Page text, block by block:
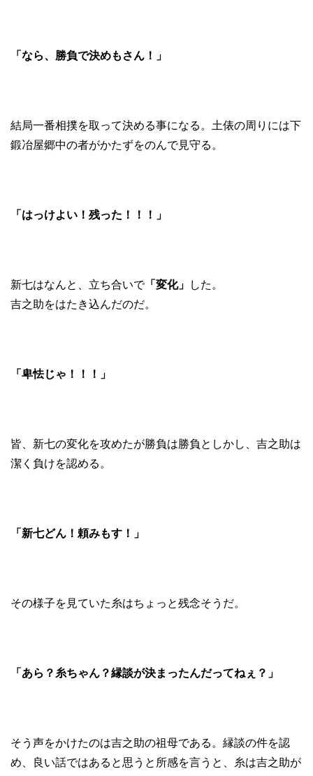
「なら、勝負で決めもさん！」
結局一番相撲を取って決める事になる。土俵の周りには下
鍛冶屋郷中の者がかたずをのんで見守る。
「はっけよい！残った！！！」
新七はなんと、立ち合いで「変化」
した。
吉之助をはたき込んだのだ。
「卑怯じゃ！！！」
皆、新七の変化を攻めたが勝負は勝負としかし、吉之助は
潔く負けを認める。
「新七どん！頼みもす！」
その様子を見ていた糸はちょっと残念そうだ。
「あら？糸ちゃん？縁談が決まったんだってねぇ？」
そう声をかけたのは吉之助の祖母である。縁談の件を認
め、良い話ではあると思うと所感を言うと、糸は吉之助が